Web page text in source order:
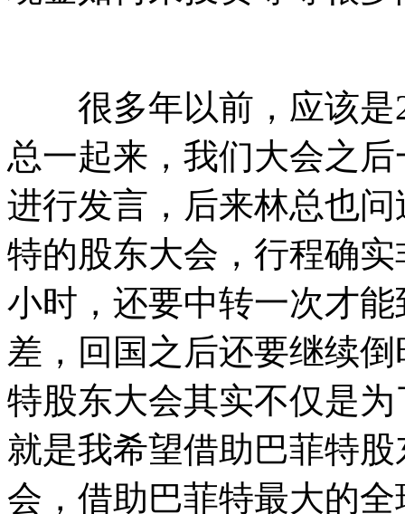
很多年以前，应该是
总一起来，我们大会之
进行发言，后来林总也
特的股东大会，行程确
小时，还要中转一次才
差，回国之后还要继续
特股东大会其实不仅是
就是我希望借助巴菲特
会，借助巴菲特最大的